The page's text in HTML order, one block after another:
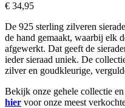
€ 34,95
De 925 sterling zilveren
de hand gemaakt, waarbij elk
afgewerkt. Dat geeft de
ieder sieraad uniek. De
zilver en goudkleurige,
Bekijk onze gehele collectie
hier voor onze meest